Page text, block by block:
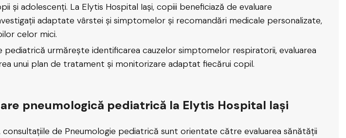
și adolescenți. La Elytis Hospital Iași, copiii beneficiază de evaluare
adaptate vârstei și simptomelor și recomandări medicale personalizate,
celor mici.
pediatrică urmărește identificarea cauzelor simptomelor respiratorii, evaluarea
unui plan de tratament și monitorizare adaptat fiecărui copil.
pneumologică pediatrică la Elytis Hospital Iași
consultațiile de Pneumologie pediatrică sunt orientate către evaluarea sănătății